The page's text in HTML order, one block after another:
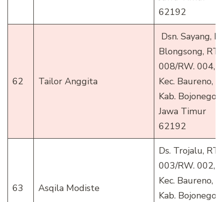
62192
62 Tailor Anggita
Dsn. Sayang,
Blongsong, RT.
008/RW. 004,
Kec. Baureno,
Kab.
Jawa Timur
62192
63 Asqila Modiste
Ds. Trojalu, RT.
003/RW. 002,
Kec. Baureno,
Kab.